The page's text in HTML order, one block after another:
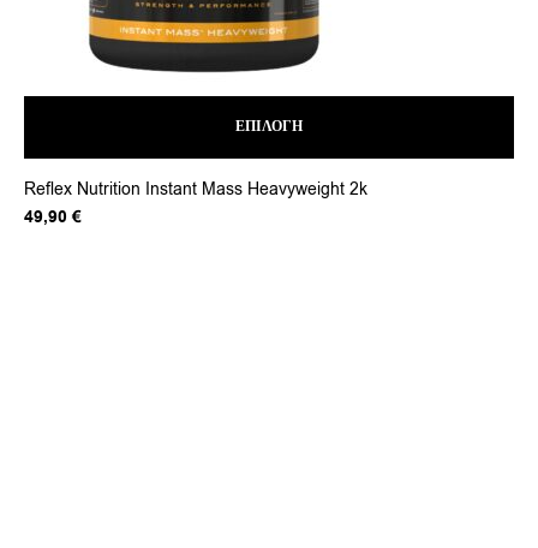
ΕΠΙΛΟΓΉ
το
προϊόν
Reflex Nutrition Instant Mass Heavyweight 2k
49,90 €